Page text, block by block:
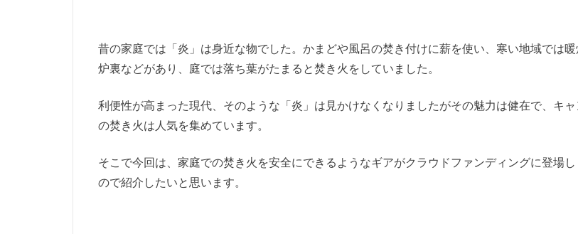
昔の家庭では「炎」は身近な物でした。かまどや風呂の焚き付けに薪を使い、寒い地域では暖
炉裏などがあり、庭では落ち葉がたまると焚き火をしていました。
利便性が高まった現代、そのような「炎」は見かけなくなりましたがその魅力は健在で、キ
の焚き火は人気を集めています。
そこで今回は、家庭での焚き火を安全にできるようなギアがクラウドファンディングに登場し
ので紹介したいと思います。